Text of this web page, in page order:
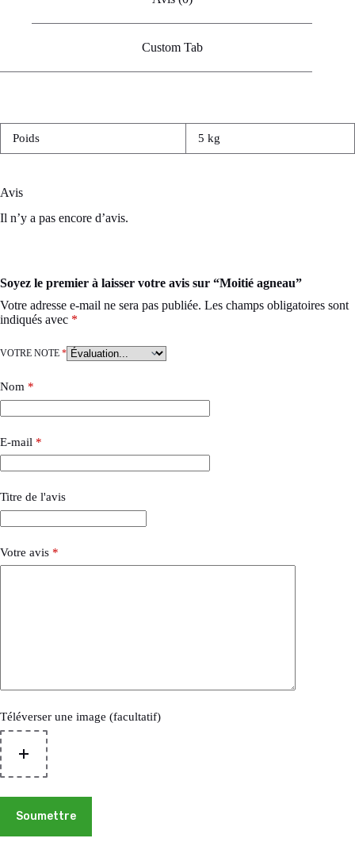
Custom Tab
Poids 5 kg
Avis
Il n’y a pas encore d’avis.
Soyez le premier à laisser votre avis sur “Moitié agneau”
Votre adresse e-mail ne sera pas publiée. Les champs obligatoires sont
indiqués avec *
VOTRE NOTE *
Nom *
E-mail *
Titre de l'avis
Votre avis *
Téléverser une image (facultatif)
Soumettre